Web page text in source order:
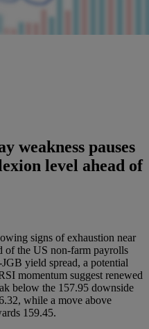
weakness pauses
level ahead of
signs of exhaustion near
of the US non-farm payrolls
yield spread, a potential
momentum suggest renewed
below the 157.95 downside
while a move above
159.45.